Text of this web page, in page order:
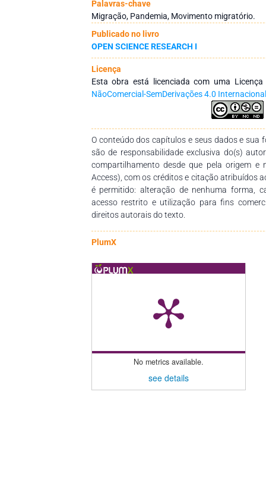
presenciada pela sociedade. É
condições acerca de doenças virais, que são:
sendo a pandemia. A epidemia acontece a
no número de casos de uma determinada
municipal, estadual ou até nacional; a
de casos de surtos em determinadas
sazonal; já a pandemia é representação de
determinada doença epidêmica é notificada
caso da gripe espanhola, H1N1 e mais
plataforma BDTD e catálogo de teses e
há um baixo número de pesquisas que
migratório é impactado por questões de
trabalho possa colaborar para a
acolhimento para os migrantes, sobretudo
de vulnerabilidade.
Palavras-chave
Migração, Pandemia, Movimento migratório.
Publicado no livro
OPEN SCIENCE RESEARCH I
Licença
Esta obra está licenciada com uma
NãoComercial-SemDerivações 4.0
O conteúdo dos capítulos e seus dados e sua
são de responsabilidade exclusiva do(s)
compartilhamento desde que pela origem e
Access), com os créditos e citação atribuídos
é permitido: alteração de nenhuma forma,
acesso restrito e utilização para fins
direitos autorais do texto.
PlumX
No metrics available.
see details